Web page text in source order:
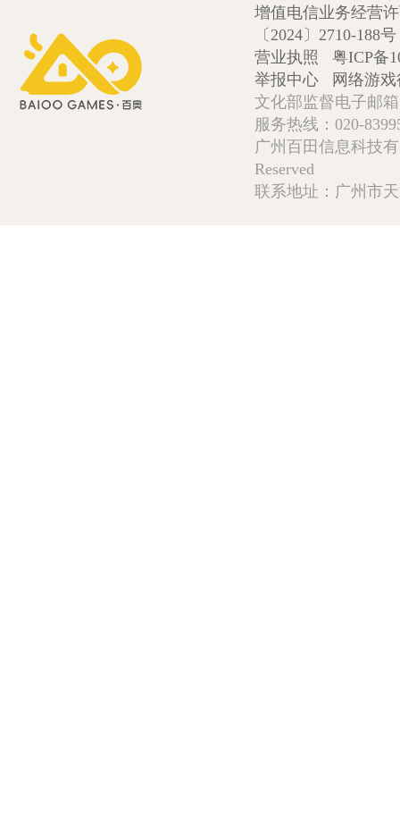
增值电信业务经营
〔2024〕2710-188号
营业执照
粤ICP备
举报中心
网络游
文化部监督电子邮
服务热线：020-
广州百田信息科技
Reserved
联系地址：广州市